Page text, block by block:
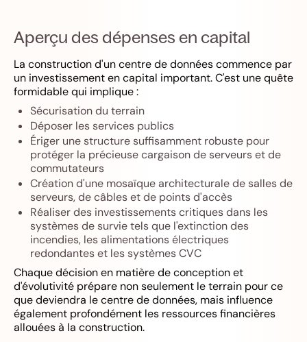
Aperçu des dépenses en capital
La construction d'un centre de données commence par
un investissement en capital important. C'est une quête
formidable qui implique :
Sécurisation du terrain
Déposer les services publics
Ériger une structure suffisamment robuste pour
protéger la précieuse cargaison de serveurs et de
commutateurs
Création d'une mosaïque architecturale de salles de
serveurs, de câbles et de points d'accès
Réaliser des investissements critiques dans les
systèmes de survie tels que l'extinction des
incendies, les alimentations électriques
redondantes et les systèmes CVC
Chaque décision en matière de conception et
d'évolutivité prépare non seulement le terrain pour ce
que deviendra le centre de données, mais influence
également profondément les ressources financières
allouées à la construction.